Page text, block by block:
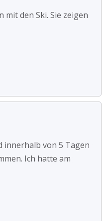
den Ski. Sie zeigen
innerhalb von 5 Tagen
Ich hatte am